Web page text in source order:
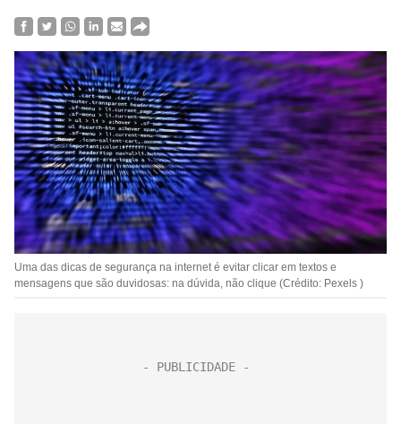
Uma das dicas de segurança na internet é evitar clicar em textos e
mensagens que são duvidosas: na dúvida, não clique (Crédito: Pexels )